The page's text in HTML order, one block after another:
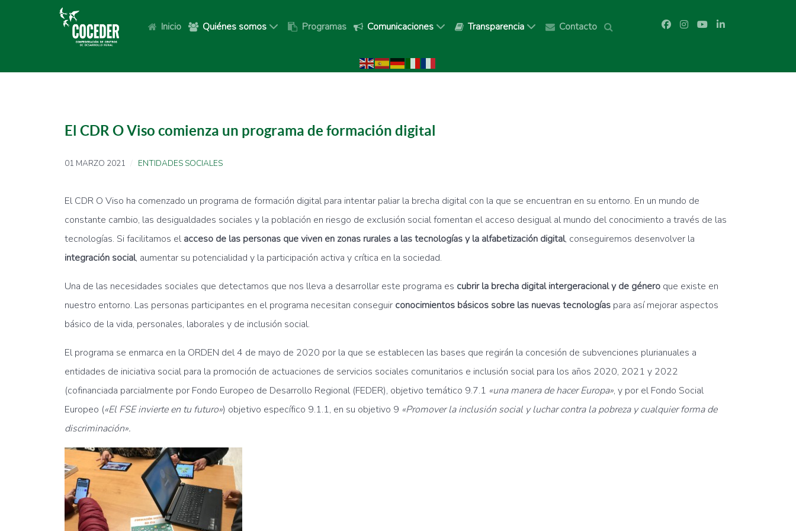
Inicio Quiénes somos Programas Comunicaciones Transparencia Contacto
El CDR O Viso comienza un programa de formación digital
01 MARZO 2021 ENTIDADES SOCIALES
El CDR O Viso ha comenzado un programa de formación digital para intentar paliar la brecha digital con la que se encuentran en su entorno. En un mundo de
constante cambio, las desigualdades sociales y la población en riesgo de exclusión social fomentan el acceso desigual al mundo del conocimiento a través de las
tecnologías. Si facilitamos el acceso de las personas que viven en zonas rurales a las tecnologías y la alfabetización digital, conseguiremos desenvolver la
integración social, aumentar su potencialidad y la participación activa y crítica en la sociedad.
Una de las necesidades sociales que detectamos que nos lleva a desarrollar este programa es cubrir la brecha digital intergeracional y de género que existe en
nuestro entorno. Las personas participantes en el programa necesitan conseguir conocimientos básicos sobre las nuevas tecnologías para así mejorar aspectos
básico de la vida, personales, laborales y de inclusión social.
El programa se enmarca en la ORDEN del 4 de mayo de 2020 por la que se establecen las bases que regirán la concesión de subvenciones plurianuales a
entidades de iniciativa social para la promoción de actuaciones de servicios sociales comunitarios e inclusión social para los años 2020, 2021 y 2022
(cofinanciada parcialmente por Fondo Europeo de Desarrollo Regional (FEDER), objetivo temático 9.7.1 «una manera de hacer Europa», y por el Fondo Social
Europeo («El FSE invierte en tu futuro») objetivo específico 9.1.1, en su objetivo 9 «Promover la inclusión social y luchar contra la pobreza y cualquier forma de
discriminación».